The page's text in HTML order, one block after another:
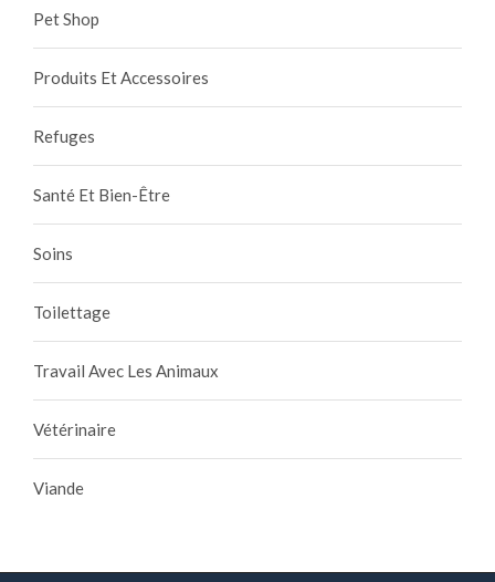
Pet Shop
Produits Et Accessoires
Refuges
Santé Et Bien-Être
Soins
Toilettage
Travail Avec Les Animaux
Vétérinaire
Viande